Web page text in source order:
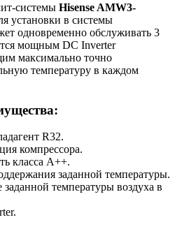
системы Hisense AMW3-
установки в системы
одновременно обслуживать 3
мощным DC Inverter
максимально точно
температуру в каждом
R32.
компрессора.
класса А++.
заданной температуры.
температуры воздуха в